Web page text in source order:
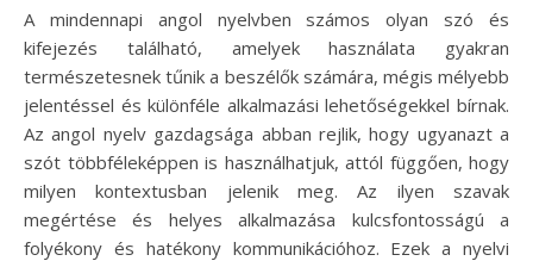
A mindennapi angol nyelvben számos olyan szó és
kifejezés található, amelyek használata gyakran
természetesnek tűnik a beszélők számára, mégis mélyebb
jelentéssel és különféle alkalmazási lehetőségekkel bírnak.
Az angol nyelv gazdagsága abban rejlik, hogy ugyanazt a
szót többféleképpen is használhatjuk, attól függően, hogy
milyen kontextusban jelenik meg. Az ilyen szavak
megértése és helyes alkalmazása kulcsfontosságú a
folyékony és hatékony kommunikációhoz. Ezek a nyelvi